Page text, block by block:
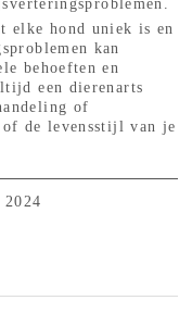
elke hond uniek is en
kan
behoeften en
een dierenarts
of
of de levensstijl van je